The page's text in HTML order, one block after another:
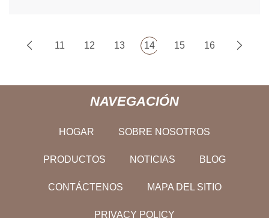
11 12 13 14 15 16
NAVEGACIÓN
HOGAR SOBRE NOSOTROS
PRODUCTOS NOTICIAS BLOG
CONTÁCTENOS MAPA DEL SITIO
PRIVACY POLICY